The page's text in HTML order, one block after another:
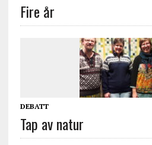
Fire år
DEBATT
Tap av natur